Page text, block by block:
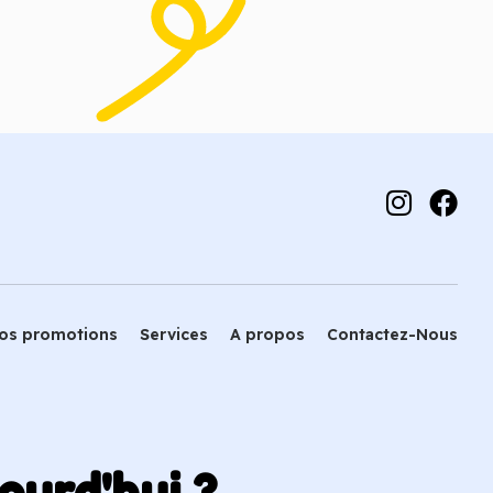
promotions Services A propos Contactez-Nous